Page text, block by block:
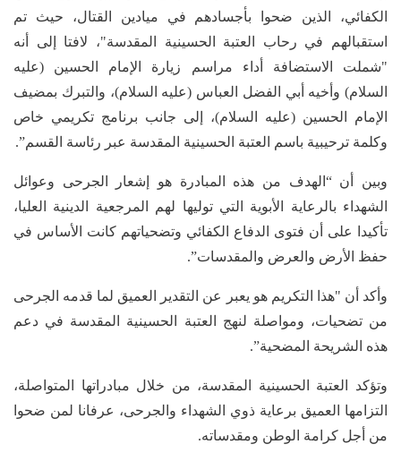
الكفائي، الذين ضحوا بأجسادهم في ميادين القتال، حيث تم
استقبالهم في رحاب العتبة الحسينية المقدسة"، لافتا إلى أنه
"شملت الاستضافة أداء مراسم زيارة الإمام الحسين (عليه
السلام) وأخيه أبي الفضل العباس (عليه السلام)، والتبرك بمضيف
الإمام الحسين (عليه السلام)، إلى جانب برنامج تكريمي خاص
وكلمة ترحيبية باسم العتبة الحسينية المقدسة عبر رئاسة القسم”.
وبين أن “الهدف من هذه المبادرة هو إشعار الجرحى وعوائل
الشهداء بالرعاية الأبوية التي توليها لهم المرجعية الدينية العليا،
تأكيدا على أن فتوى الدفاع الكفائي وتضحياتهم كانت الأساس في
حفظ الأرض والعرض والمقدسات”.
وأكد أن "هذا التكريم هو يعبر عن التقدير العميق لما قدمه الجرحى
من تضحيات، ومواصلة لنهج العتبة الحسينية المقدسة في دعم
هذه الشريحة المضحية”.
وتؤكد العتبة الحسينية المقدسة، من خلال مبادراتها المتواصلة،
التزامها العميق برعاية ذوي الشهداء والجرحى، عرفانا لمن ضحوا
من أجل كرامة الوطن ومقدساته.